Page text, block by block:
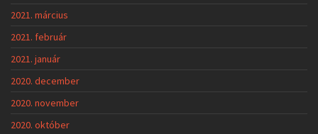
2021. március
2021. február
2021. január
2020. december
2020. november
2020. október